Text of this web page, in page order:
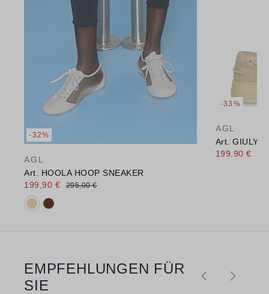
-32%
AGL
Art. HOOLA HOOP SNEAKER
199,90 €
295,00 €
Verfügbare Farbvarianten:
-33%
AGL
Art. GIULY
199,90 €
Produktgalerie überspringen
EMPFEHLUNGEN FÜR
SIE